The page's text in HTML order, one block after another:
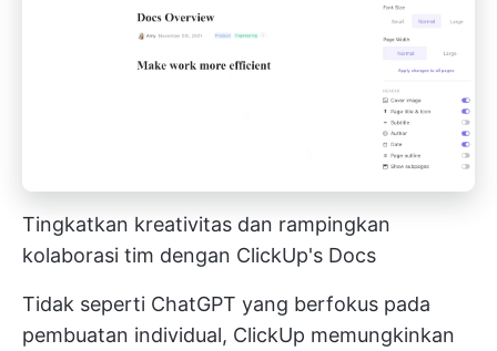
Tingkatkan kreativitas dan rampingkan
kolaborasi tim dengan ClickUp's Docs
Tidak seperti ChatGPT yang berfokus pada
pembuatan individual, ClickUp memungkinkan